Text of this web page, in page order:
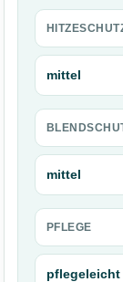
mittel
mittel
PFLEGE
pflegeleicht